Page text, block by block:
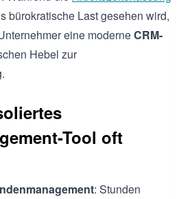
bürokratische Last gesehen wird,
eine moderneCRM-
Hebel zur
Tool oft
: Stunden